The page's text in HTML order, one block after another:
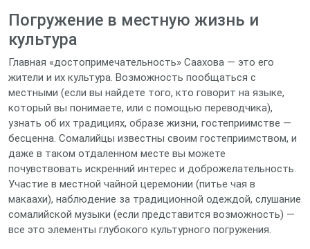
Погружение в местную жизнь и
культура
Главная «достопримечательность» Саахова — это его
жители и их культура. Возможность пообщаться с
местными (если вы найдете того, кто говорит на языке,
который вы понимаете, или с помощью переводчика),
узнать об их традициях, образе жизни, гостеприимстве —
бесценна. Сомалийцы известны своим гостеприимством, и
даже в таком отдаленном месте вы можете
почувствовать искренний интерес и доброжелательность.
Участие в местной чайной церемонии (питье чая в
макаахи), наблюдение за традиционной одеждой, слушание
сомалийской музыки (если представится возможность) —
все это элементы глубокого культурного погружения.